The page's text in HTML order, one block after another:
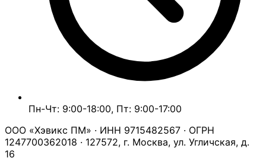
Пн-Чт: 9:00-18:00, Пт: 9:00-17:00
ООО «Хэвикс ПМ» · ИНН 9715482567 · ОГРН
1247700362018 · 127572, г. Москва, ул. Угличская, д.
16